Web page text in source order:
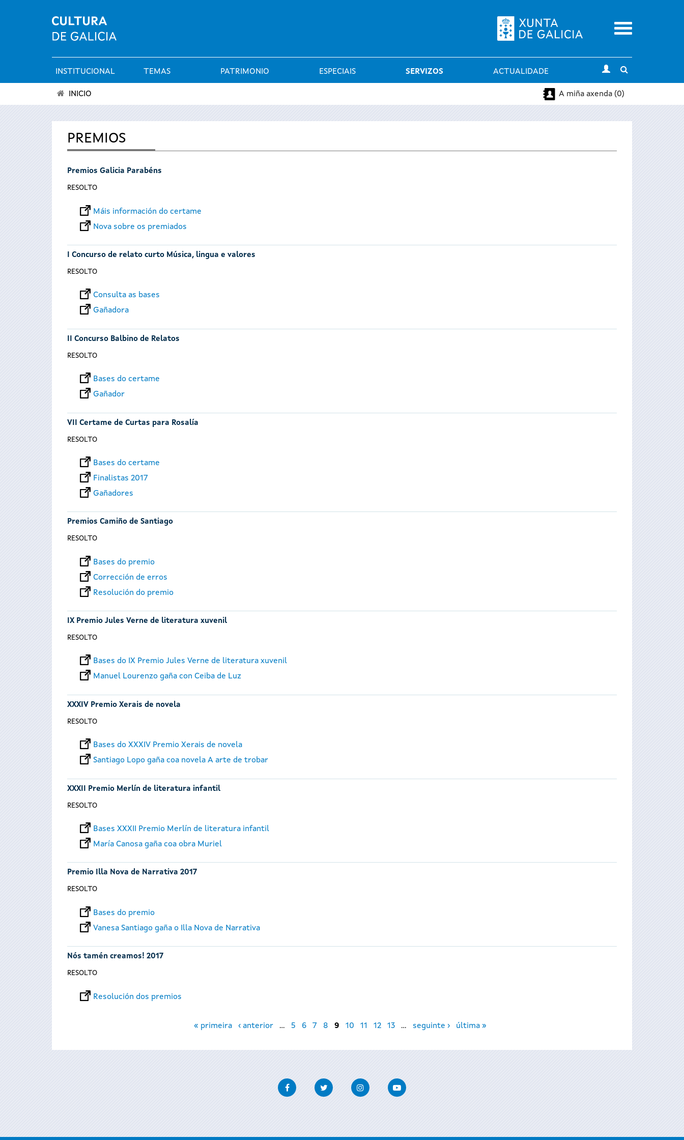
Menu
Menú
principal
INSTITUCIONAL TEMAS PATRIMONIO ESPECIAIS SERVIZOS ACTUALIDADE
search
está
INICIO A miña axenda (0)
PREMIOS
Premios Galicia Parabéns
RESOLTO
Máis información do certame
Nova sobre os premiados
I Concurso de relato curto Música, lingua e valores
RESOLTO
Consulta as bases
Gañadora
II Concurso Balbino de Relatos
RESOLTO
Bases do certame
Gañador
VII Certame de Curtas para Rosalía
RESOLTO
Bases do certame
Finalistas 2017
Gañadores
Premios Camiño de Santiago
RESOLTO
Bases do premio
Corrección de erros
Resolución do premio
IX Premio Jules Verne de literatura xuvenil
RESOLTO
Bases do IX Premio Jules Verne de literatura xuvenil
Manuel Lourenzo gaña con Ceiba de Luz
XXXIV Premio Xerais de novela
RESOLTO
Bases do XXXIV Premio Xerais de novela
Santiago Lopo gaña coa novela A arte de trobar
XXXII Premio Merlín de literatura infantil
RESOLTO
Bases XXXII Premio Merlín de literatura infantil
María Canosa gaña coa obra Muriel
Premio Illa Nova de Narrativa 2017
RESOLTO
Bases do premio
Vanesa Santiago gaña o Illa Nova de Narrativa
Nós tamén creamos! 2017
RESOLTO
Resolución dos premios
« primeira ‹ anterior … 5 6 7 8 9 10 11 12 13 … seguinte › última »
FacebookTwitter InstagramYoutube